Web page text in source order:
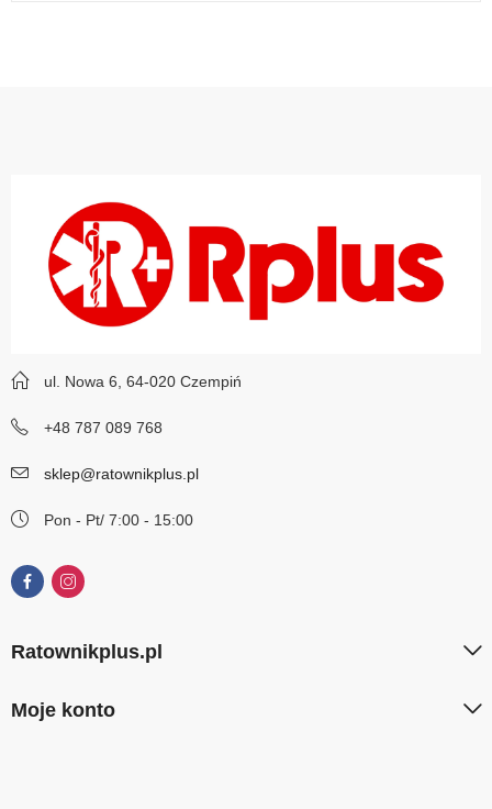
ul. Nowa 6, 64-020 Czempiń
+48 787 089 768
sklep@ratownikplus.pl
Pon - Pt/ 7:00 - 15:00
Ratownikplus.pl
Moje konto